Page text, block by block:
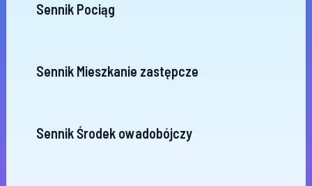
Sennik Pociąg
Sennik Mieszkanie zastępcze
Sennik Środek owadobójczy